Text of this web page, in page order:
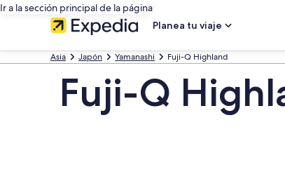
Ir a la sección principal de la página
Planea tu viaje
Asia Japón Yamanashi Fuji-Q Highland
Fuji-Q